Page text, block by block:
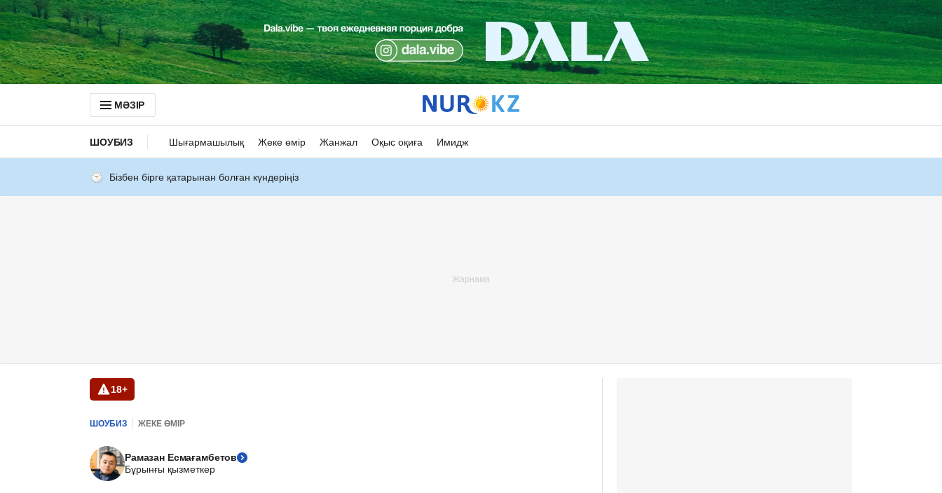
МӘЗІР
ШОУБИЗ Шығармашылық Жеке өмір Жанжал Оқыс оқиға Имидж
Бізбен бірге қатарынан болған күндеріңіз
18+
ШОУБИЗ ЖЕКЕ ӨМІР
Рамазан Есмағамбетов
Бұрынғы қызметкер